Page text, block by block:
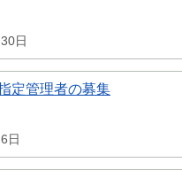
日
定管理者の募集
日